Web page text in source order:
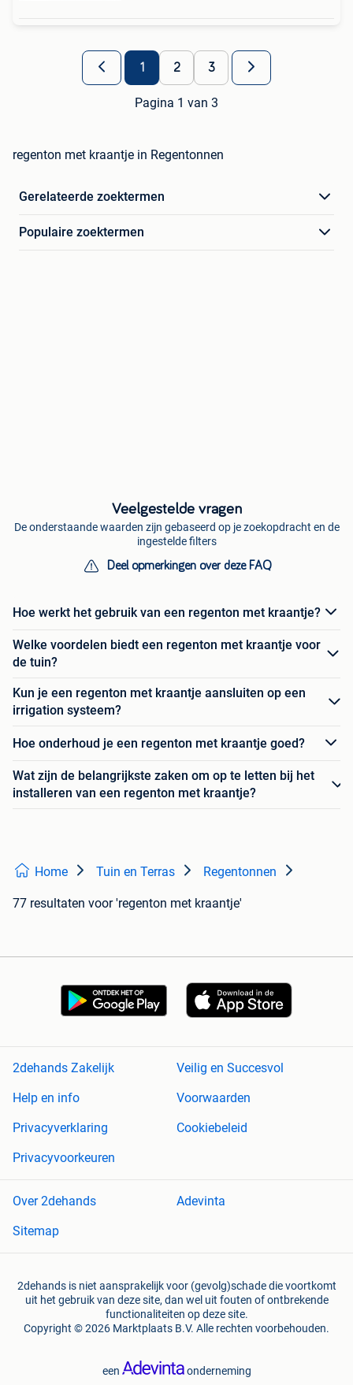
1 2 3
Pagina 1 van 3
regenton met kraantje in Regentonnen
Gerelateerde zoektermen
Populaire zoektermen
Veelgestelde vragen
De onderstaande waarden zijn gebaseerd op je zoekopdracht en de
ingestelde filters
Deel opmerkingen over deze FAQ
Hoe werkt het gebruik van een regenton met kraantje?
Welke voordelen biedt een regenton met kraantje voor
de tuin?
Kun je een regenton met kraantje aansluiten op een
irrigation systeem?
Hoe onderhoud je een regenton met kraantje goed?
Wat zijn de belangrijkste zaken om op te letten bij het
installeren van een regenton met kraantje?
Home Tuin en Terras Regentonnen
77 resultaten voor 'regenton met kraantje'
2dehands Zakelijk
Veilig en Succesvol
Help en info
Voorwaarden
Privacyverklaring
Cookiebeleid
Privacyvoorkeuren
Over 2dehands
Adevinta
Sitemap
2dehands is niet aansprakelijk voor (gevolg)schade die voortkomt
uit het gebruik van deze site, dan wel uit fouten of ontbrekende
functionaliteiten op deze site.
Copyright © 2026 Marktplaats B.V. Alle rechten voorbehouden.
een onderneming